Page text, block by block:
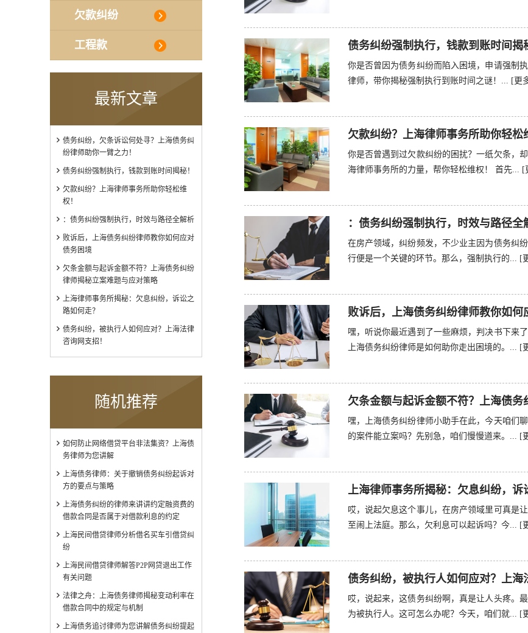
欠款纠纷
工程款
最新文章
债务纠纷，欠条诉讼何处寻？上海债务纠
纷律师助你一臂之力！
债务纠纷强制执行，钱款到账时间揭秘！
欠款纠纷？上海律师事务所助你轻松维
权！
：债务纠纷强制执行，时效与路径全解析
败诉后，上海债务纠纷律师教你如何应对
债务困境
欠条金额与起诉金额不符？上海债务纠纷
律师揭秘立案难题与应对策略
上海律师事务所揭秘：欠息纠纷，诉讼之
路如何走？
债务纠纷，被执行人如何应对？上海法律
咨询网支招！
随机推荐
如何防止网络借贷平台非法集资？上海债
务律师为您讲解
上海债务律师：关于撤销债务纠纷起诉对
方的要点与策略
上海债务纠纷的律师来讲讲约定融资费的
借款合同是否属于对借款利息的约定
上海民间借贷律师分析借名买车引借贷纠
纷
上海民间借贷律师解答P2P网贷退出工作
有关问题
法律之舟：上海债务律师揭秘变动利率在
借款合同中的规定与机制
上海债务追讨律师为您讲解债务纠纷提起
债务纠纷强制执行，钱款到账时间揭
你是否曾因为债务纠纷而陷入困境，申请强制
律师，带你揭秘强制执行到账时间之谜！... [更
欠款纠纷？上海律师事务所助你轻松
你是否曾遇到过欠款纠纷的困扰？一纸欠条，
海律师事务所的力量，帮你轻松维权！ 首先...
[
：债务纠纷强制执行，时效与路径全
在房产领域，纠纷频发，不少业主因为债务纠
行便是一个关键的环节。那么，强制执行的... [
败诉后，上海债务纠纷律师教你如何
嘿，听说你最近遇到了一些麻烦，判决书下来
上海债务纠纷律师是如何助你走出困境的。... [
欠条金额与起诉金额不符？上海债
嘿，上海债务纠纷律师小助手在此，今天咱们
的案件能立案吗？先别急，咱们慢慢道来。... [
上海律师事务所揭秘：欠息纠纷，诉
哎，说起欠息这个事儿，在房产领域里可真是
至闹上法庭。那么，欠利息可以起诉吗？今... [
债务纠纷，被执行人如何应对？上海
哎，说起来，这债务纠纷啊，真是让人头疼。
为被执行人。这可怎么办呢？今天，咱们就... [